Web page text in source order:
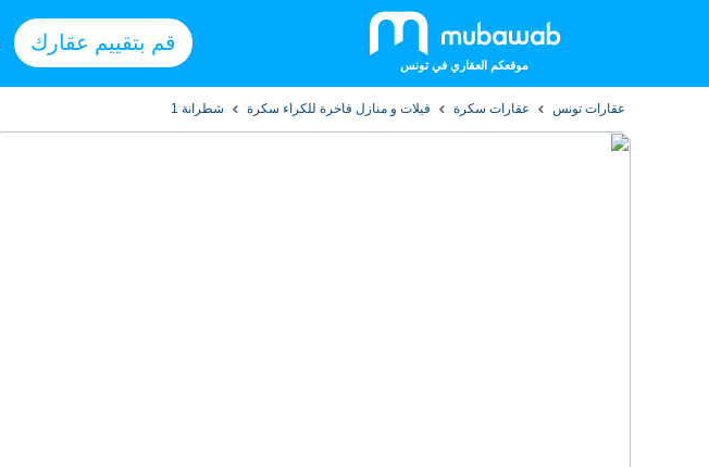
موقعكم العقاري في تونس
قم بتقييم عقارك
عقارات تونس عقارات سكرة فيلات و منازل فاخرة للكراء سكرة شطرانة 1